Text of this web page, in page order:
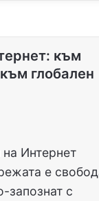
към
глобален
Интернет
е
запознат с